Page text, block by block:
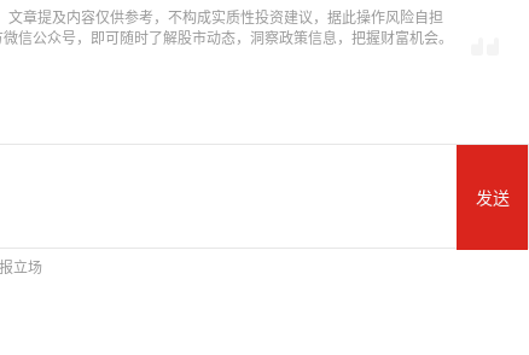
章提及内容仅供参考，不构成实质性投资建议，据此操作风险自担
信公众号，即可随时了解股市动态，洞察政策信息，把握财富机会。
发送
立场